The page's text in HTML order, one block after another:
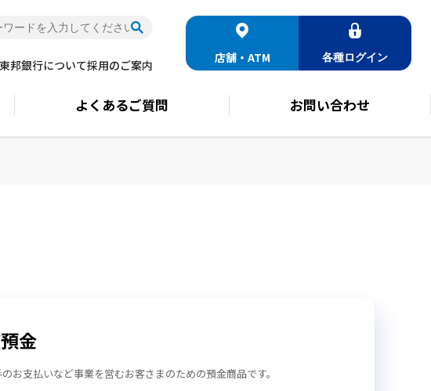
店舗・ATM 各種ログイン
よくあるご質問 お問い合わせ
東邦銀行について採用のご案内
金
お支払いなど事業を営むお客さまのための預金商品です。